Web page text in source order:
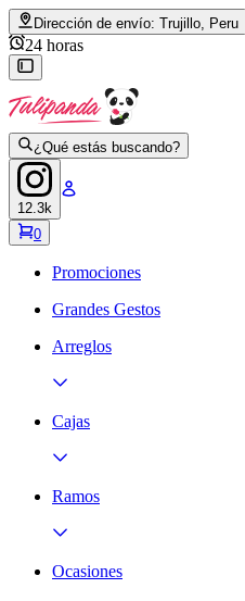
Dirección de envío: Trujillo, Peru
24 horas
¿Qué estás buscando?
12.3k
0
Promociones
Grandes Gestos
Arreglos
Cajas
Ramos
Ocasiones